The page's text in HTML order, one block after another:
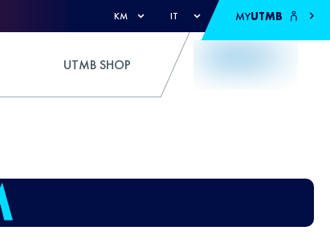
KM IT MYUTMB
UTMB SHOP